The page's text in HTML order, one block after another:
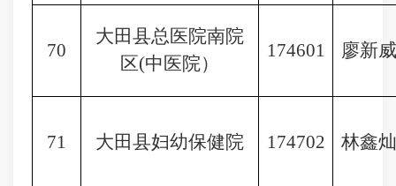
70
大田县总医院南院
区(中医院）
174601 廖新威
71 大田县妇幼保健院 174702 林鑫灿